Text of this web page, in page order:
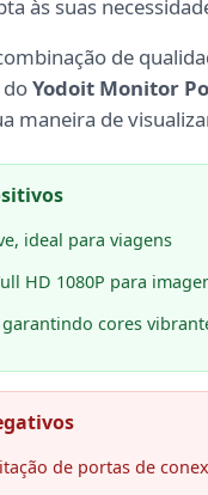
às suas
de
Yodoit Monitor
maneira de
ideal para viagens
HD 1080P para
garantindo cores
de portas de